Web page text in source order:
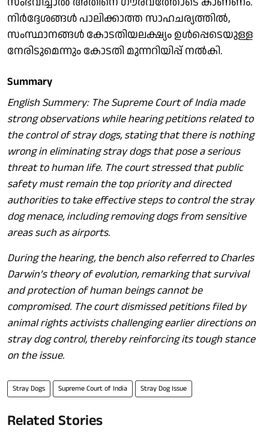
നിര്‍ദ്ദേശങ്ങള്‍ പാലിക്കാത്ത സാഹചര്യത്തില്‍,
സംസ്ഥാനങ്ങള്‍ കോടതിയലക്ഷ്യം ഉള്‍പ്പെടെയുള്ള
നേരിടുമെന്നും കോടതി മുന്നറിയിപ്പ് നല്‍കി.
Summary
English Summery: The Supreme Court of India made
strong observations while hearing petitions related to
the control of stray dogs, stating that there is nothing
wrong in eliminating stray dogs that pose a serious
threat to human life. The court stressed that public
safety must remain the top priority and directed
authorities to take effective steps to control the stray
dog menace, including removing dogs from sensitive
areas such as airports.
During the hearing, the bench also referred to Charles
Darwin’s theory of evolution, remarking that survival
and protection of human beings cannot be
compromised. The court dismissed petitions filed by
animal rights activists challenging earlier directions on
stray dog control, thereby reinforcing its tough stance
on the issue.
Stray Dogs Supreme Court of India Stray Dog Issue
Related Stories